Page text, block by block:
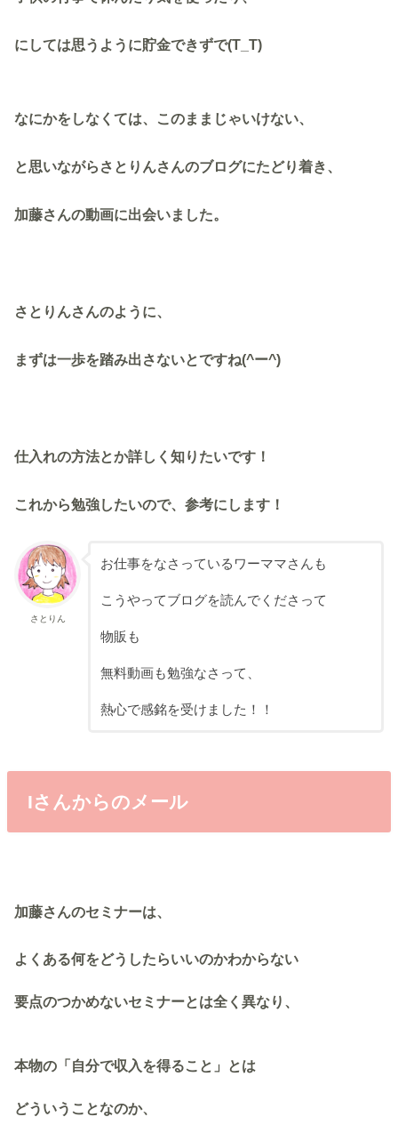
にしては思うように貯金できずで(T_T)
なにかをしなくては、このままじゃいけない、
と思いながらさとりんさんのブログにたどり着き、
加藤さんの動画に出会いました。
さとりんさんのように、
まずは一歩を踏み出さないとですね(^ー^)
仕入れの方法とか詳しく知りたいです！
これから勉強したいので、参考にします！
さとりん
お仕事をなさっているワーママさんも
こうやってブログを読んでくださって
物販も
無料動画も勉強なさって、
熱心で感銘を受けました！！
Iさんからのメール
加藤さんのセミナーは、
よくある何をどうしたらいいのかわからない
要点のつかめないセミナーとは全く異なり、
本物の「自分で収入を得ること」とは
どういうことなのか、